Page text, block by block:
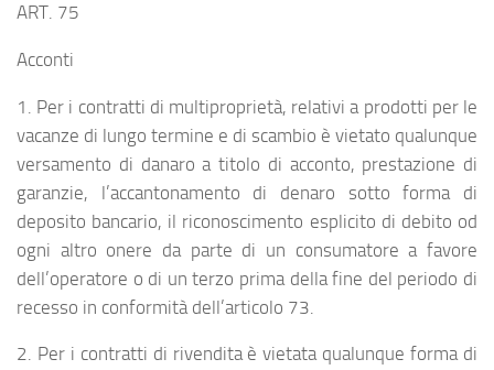
ART. 75
Acconti
1. Per i contratti di multiproprietà, relativi a prodotti per le
vacanze di lungo termine e di scambio è vietato qualunque
versamento di danaro a titolo di acconto, prestazione di
garanzie, l’accantonamento di denaro sotto forma di
deposito bancario, il riconoscimento esplicito di debito od
ogni altro onere da parte di un consumatore a favore
dell’operatore o di un terzo prima della fine del periodo di
recesso in conformità dell’articolo 73.
2. Per i contratti di rivendita è vietata qualunque forma di